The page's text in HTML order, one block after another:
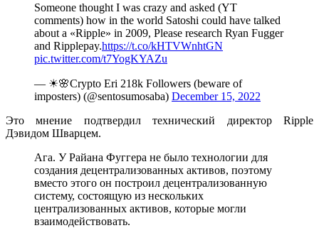
Someone thought I was crazy and asked (YT
comments) how in the world Satoshi could have talked
about a «Ripple» in 2009, Please research Ryan Fugger
and Ripplepay.https://t.co/kHTVWnhtGN
pic.twitter.com/t7YogKYAZu
— ☀🌸Crypto Eri 218k Followers (beware of
imposters) (@sentosumosaba) December 15, 2022
Это мнение подтвердил технический директор Ripple
Дэвидом Шварцем.
Ага. У Райана Фуггера не было технологии для
создания децентрализованных активов, поэтому
вместо этого он построил децентрализованную
систему, состоящую из нескольких
централизованных активов, которые могли
взаимодействовать.